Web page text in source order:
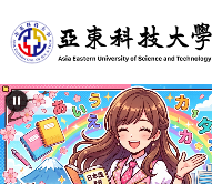
到
主
要
內
容
區